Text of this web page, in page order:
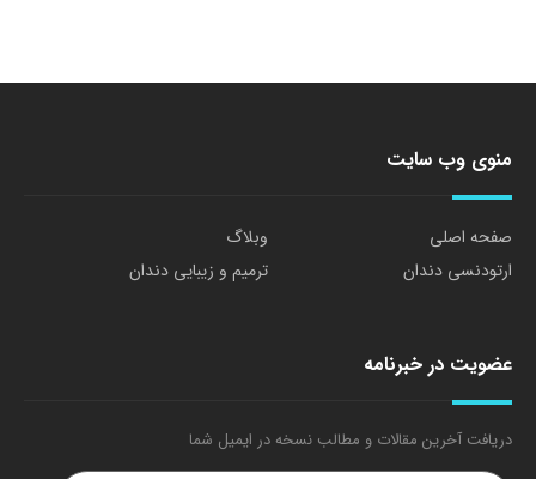
منوی وب سایت
صفحه اصلی
وبلاگ
ارتودنسی دندان
ترمیم و زیبایی دندان
عضویت در خبرنامه
دریافت آخرین مقالات و مطالب نسخه در ایمیل شما